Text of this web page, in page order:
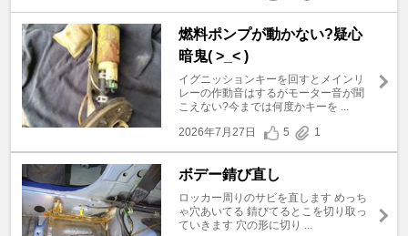
燃料ポンプが動かない?疑心
暗鬼( >_< )
イグニッションキーを回すとメインリ
レーの作動音はするがモーター音が聞
こえない?今までは何度かキーを ...
2026年7月27日
5 1
ボデー錆び直し
ロッカー周りのサビを直します めっち
ゃ穴あいてる 錆びてるとこを切り取っ
ていきます 穴の形に切り ...